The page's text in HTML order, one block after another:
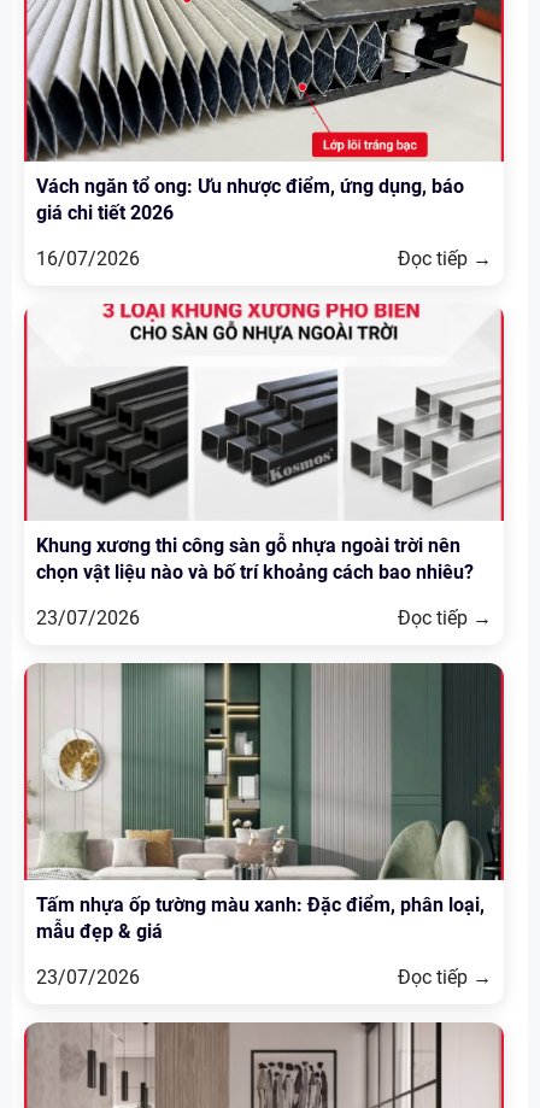
Vách ngăn tổ ong: Ưu nhược điểm, ứng dụng, báo
giá chi tiết 2026
16/07/2026
Đọc tiếp →
Khung xương thi công sàn gỗ nhựa ngoài trời nên
chọn vật liệu nào và bố trí khoảng cách bao nhiêu?
23/07/2026
Đọc tiếp →
Tấm nhựa ốp tường màu xanh: Đặc điểm, phân loại,
mẫu đẹp & giá
23/07/2026
Đọc tiếp →